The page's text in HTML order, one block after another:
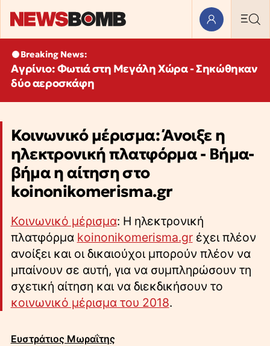
Breaking News:
Αγρίνιο: Φωτιά στη Μεγάλη Χώρα - Σηκώθηκαν
δύο αεροσκάφη
Κοινωνικό μέρισμα: Άνοιξε η
ηλεκτρονική πλατφόρμα - Βήμα-
βήμα η αίτηση στο
koinonikomerisma.gr
Κοινωνικό μέρισμα: Η ηλεκτρονική
πλατφόρμα koinonikomerisma.grέχει πλέον
ανοίξει και οι δικαιούχοι μπορούν πλέον να
μπαίνουν σε αυτή, για να συμπληρώσουν τη
σχετική αίτηση και να διεκδικήσουν το
κοινωνικό μέρισμα του 2018.
Ευστράτιος Μωραΐτης